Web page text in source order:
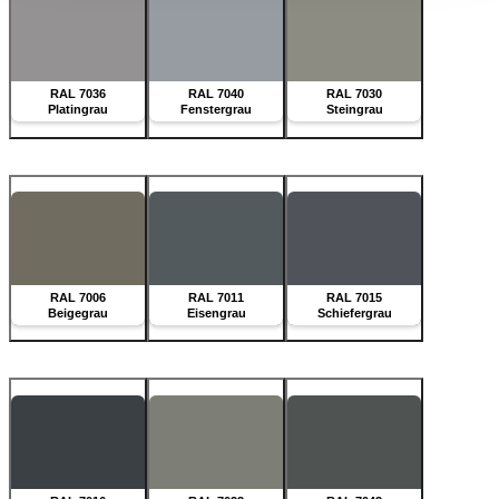
RAL 7036
Platingrau
RAL 7040
Fenstergrau
RAL 7030
Steingrau
RAL 7006
Beigegrau
RAL 7011
Eisengrau
RAL 7015
Schiefergrau